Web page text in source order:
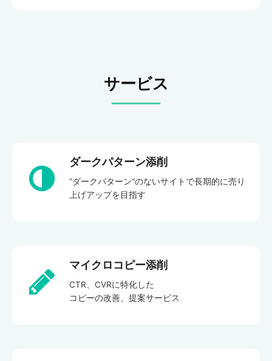
サービス
ダークパターン添削
”ダークパターン”のないサイトで長期的に売り
上げアップを目指す
マイクロコピー添削
CTR、CVRに特化した
コピーの改善、提案サービス